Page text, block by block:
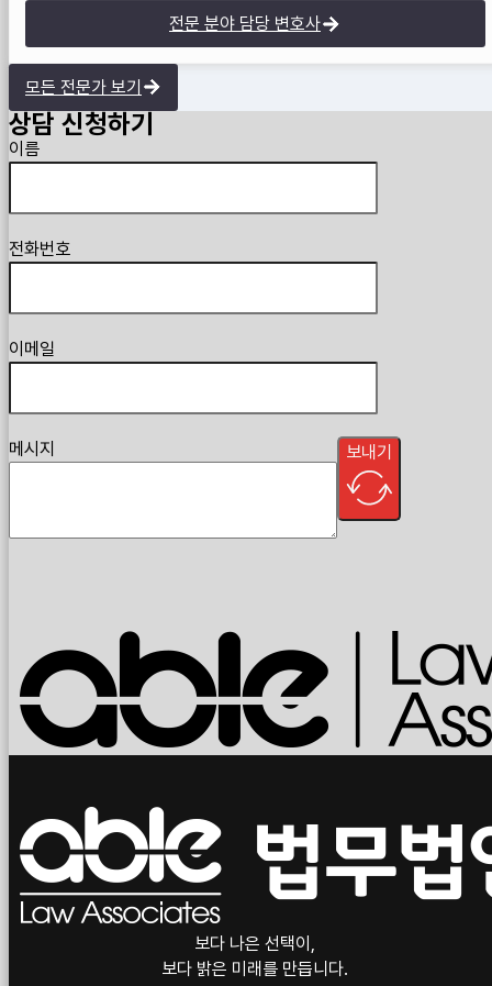
전문 분야 담당 변호사
모든 전문가 보기
상담 신청하기
이름
전화번호
이메일
메시지 보내기
Guardian
보다 나은 선택이,
보다 밝은 미래를 만듭니다.